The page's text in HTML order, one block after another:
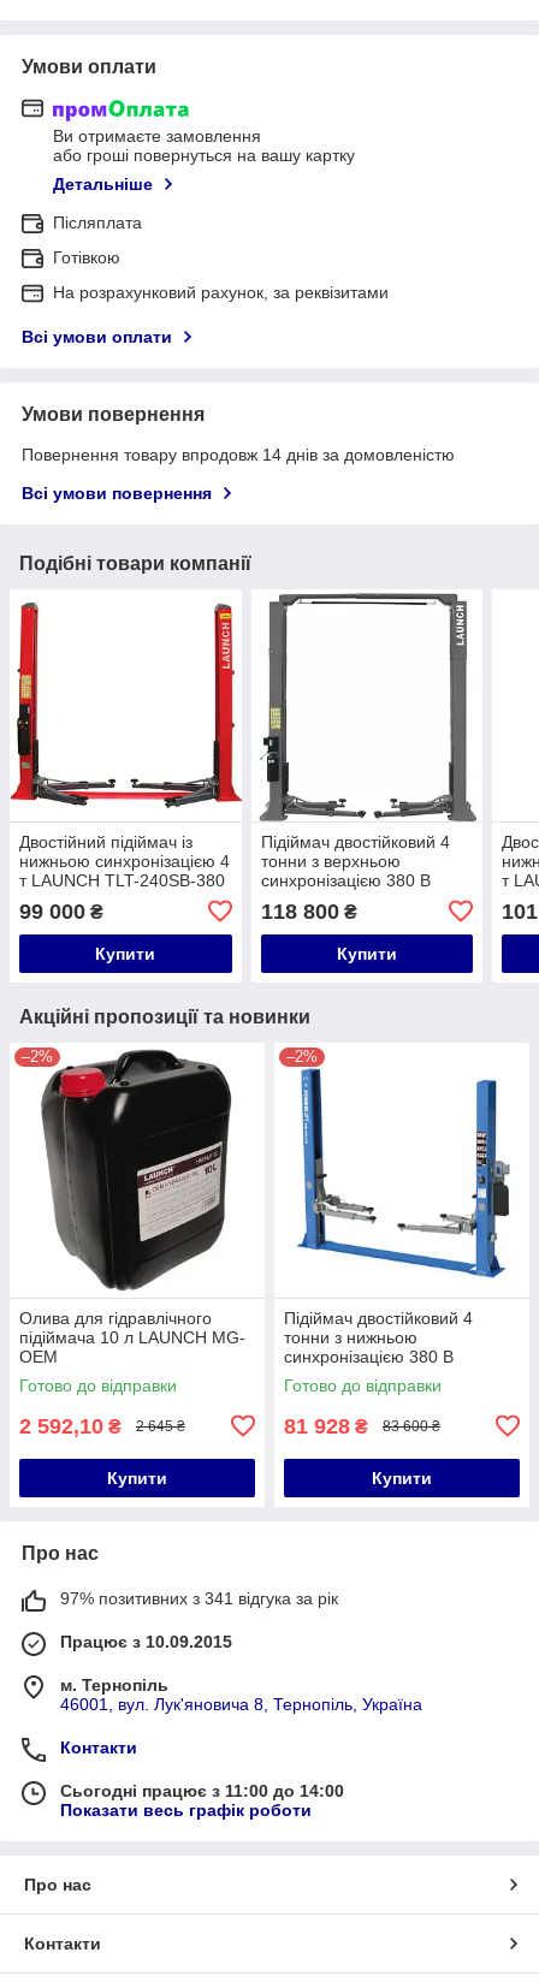
Умови оплати
Ви отримаєте замовлення
або гроші повернуться на вашу картку
Детальніше
Післяплата
Готівкою
На розрахунковий рахунок, за реквізитами
Всі умови оплати
Умови повернення
Повернення товару впродовж 14 днів за домовленістю
Всі умови повернення
Подібні товари компанії
Двостійний підіймач із
нижньою синхронізацією 4
т LAUNCH TLT-240SB-380
99 000 ₴
Купити
Підіймач двостійковий 4
тонни з верхньою
синхронізацією 380 В
240SC-380
118 800₴
Купити
т
Акційні пропозиції та новинки
–2%
Олива для гідравлічного
підіймача 10 л LAUNCH MG-
OEM
Готово до відправки
2 592,10 ₴ 2 645 ₴
Купити
–2%
Підіймач двостійковий 4
тонни з нижньою
синхронізацією 380 В
POWERLIFT PWR-240A-380
Готово до відправки
81 928 ₴ 83 600 ₴
Купити
Про нас
97% позитивних з 341 відгука за рік
Працює з 10.09.2015
м. Тернопіль
46001, вул. Лук'яновича 8, Тернопіль, Україна
Контакти
Сьогодні працює з 11:00 до 14:00
Показати весь графік роботи
Про нас
Контакти